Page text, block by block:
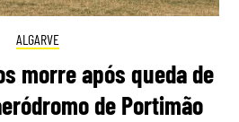
ALGARVE
morre após queda de
de Portimão